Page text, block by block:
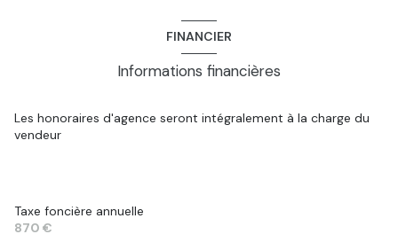
FINANCIER
Informations financières
Les honoraires d'agence seront intégralement à la charge du
vendeur
Taxe foncière annuelle
870 €